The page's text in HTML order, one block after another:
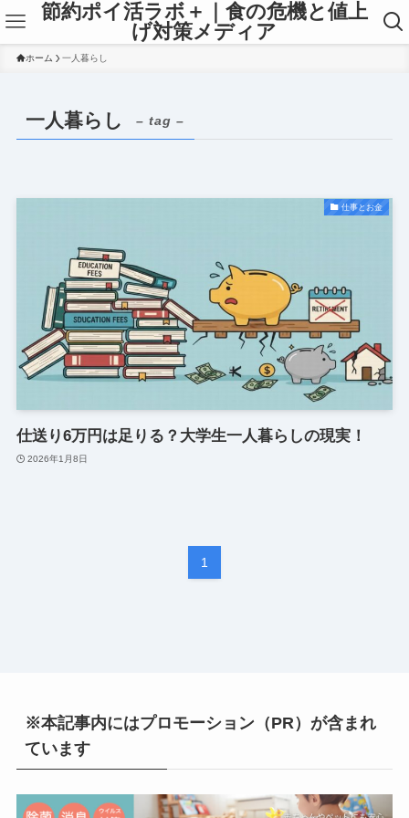
節約ポイ活ラボ＋｜食の危機と値上
げ対策メディア
ホーム 一人暮らし
一人暮らし – tag –
仕事とお金
仕送り6万円は足りる？大学生一人暮らしの現実！
2026年1月8日
1
※本記事内にはプロモーション（PR）が含まれ
ています